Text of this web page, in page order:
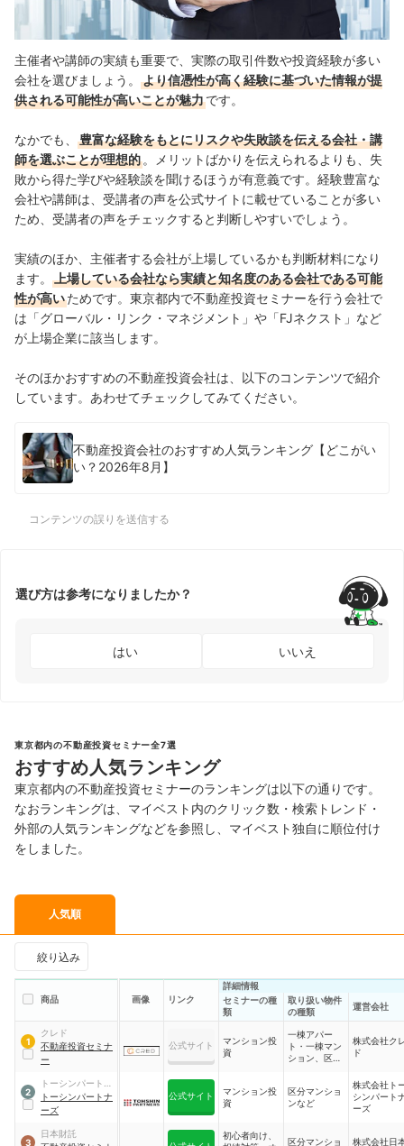
主催者や講師の実績も重要で、実際の取引件数や投資経験が多い
会社を選びましょう。
より信憑性が高く経験に基づいた情報が提
供される可能性が高いことが魅力です。
なかでも、
豊富な経験をもとにリスクや失敗談を伝える会社・講
師を選ぶことが理想的 。メリットばかりを伝えられるよりも、失
敗から得た学びや経験談を聞けるほうが有意義です。 経験豊富な
会社や講師は、受講者の声を公式サイトに載せていることが多い
ため、受講者の声をチェックすると判断しやすいでしょう。
実績のほか、主催者する会社が上場しているかも判断材料になり
ます。
上場している会社なら実績と知名度のある会社である可能
性が高いためです。東京都内で不動産投資セミナーを行う会社で
は「グローバル・リンク・マネジメント」や「FJネクスト」など
が上場企業に該当します。
そのほかおすすめの不動産投資会社は、以下のコンテンツで紹介
しています。あわせてチェックしてみてください。
不動産投資会社のおすすめ人気ランキング【どこがい
い？2026年8月】
コンテンツの誤りを送信する
選び方は参考になりましたか？
はい いいえ
東京都内の不動産投資セミナー全7選
おすすめ人気ランキング
東京都内の不動産投資セミナーのランキングは以下の通りです。
なおランキングは、マイベスト内のクリック数・検索トレンド・
外部の人気ランキングなどを参照し、マイベスト独自に順位付け
をしました。
人気順
絞り込み
商品 画像 リンク
詳細情報
セミナーの種
類
取り扱い物件
の種類
運営会社
1
クレド
不動産投資セミナ
ー
公式サイト
マンション投
資
一棟アパー
ト・一棟マン
ション、区分
株式会社ク
ド
2
トーシンパートナ
ーズ
トーシンパートナ
ーズ
公式サイト
マンション投
資
区分マンショ
ンなど
株式会社ト
シンパート
ーズ
3
日本財託
初心者向け、
区分マンショ 株式会社日